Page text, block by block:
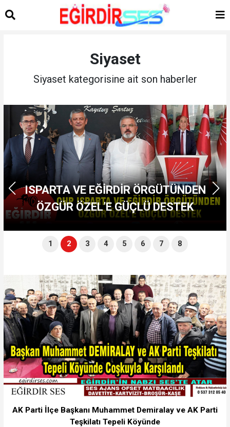
Siyaset
Siyaset kategorisine ait son haberler
VE EĞİRDİR ÖRGÜTÜNDEN
ÖZGÜR ÖZEL’E GÜÇLÜ DESTEK
1 2 3 4 5 6 7 8
AK Parti İlçe Başkanı Muhammet Demiralay ve AK Parti
Teşkilatı Tepeli Köyünde